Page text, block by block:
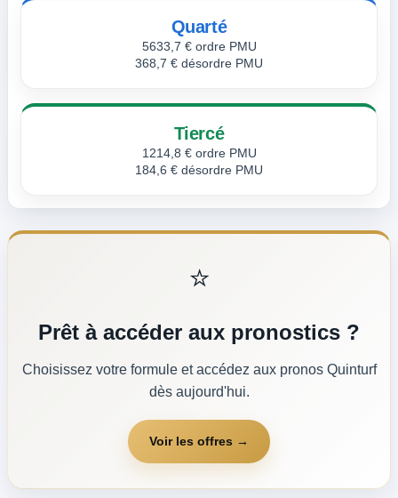
Quarté
5633,7 € ordre PMU
368,7 € désordre PMU
Tiercé
1214,8 € ordre PMU
184,6 € désordre PMU
⭐
Prêt à accéder aux pronostics ?
Choisissez votre formule et accédez aux pronos Quinturf
dès aujourd'hui.
Voir les offres →